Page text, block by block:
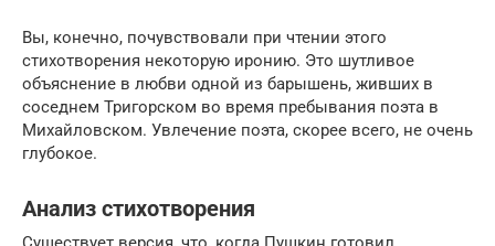
Вы, конечно, почувствовали при чтении этого
стихотворения некоторую иронию. Это шутливое
объяснение в любви одной из барышень, живших в
соседнем Тригорском во время пребывания поэта в
Михайловском. Увлечение поэта, скорее всего, не очень
глубокое.
Анализ стихотворения